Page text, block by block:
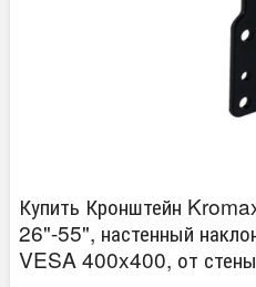
Купить Кронштейн
26"-55", настенный
VESA 400x400, от